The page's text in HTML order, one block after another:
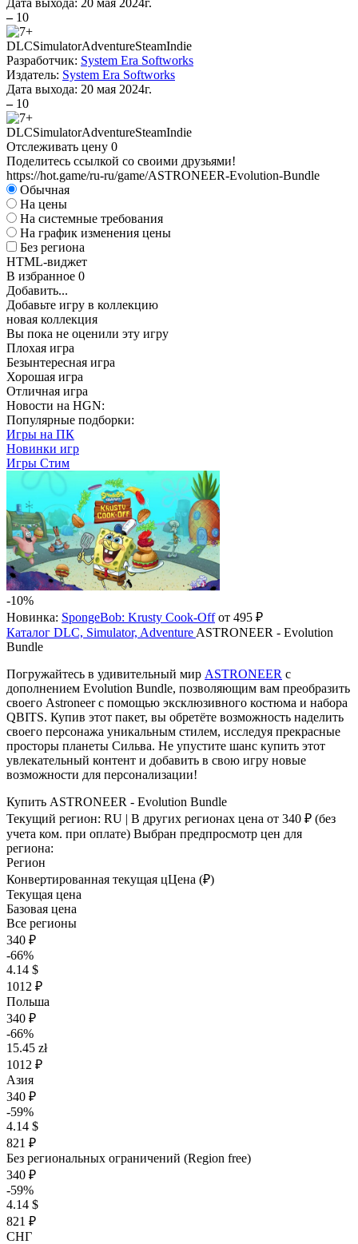
Дата выхода: 20 мая 2024г.
– 10
DLCSimulatorAdventureSteamIndie
Разработчик: System Era Softworks
Издатель: System Era Softworks
Дата выхода: 20 мая 2024г.
– 10
DLCSimulatorAdventureSteamIndie
Отслеживать цену 0
Поделитесь ссылкой со своими друзьями!
https://hot.game/ru-ru/game/ASTRONEER-Evolution-Bundle
Обычная
На цены
На системные требования
На график изменения цены
Без региона
HTML-виджет
В избранное 0
Добавить...
Добавьте игру в коллекцию
новая коллекция
Вы пока не оценили эту игру
Плохая игра
Безынтересная игра
Хорошая игра
Отличная игра
Новости на HGN:
Популярные подборки:
Игры на ПК
Новинки игр
Игры Стим
-10%
Новинка: SpongeBob: Krusty Cook-Offот 495 ₽
Каталог DLC, Simulator, Adventure ASTRONEER - Evolution
Bundle
Погружайтесь в удивительный мир ASTRONEER с
дополнением Evolution Bundle, позволяющим вам преобразить
своего Astroneer с помощью эксклюзивного костюма и набора
QBITS. Купив этот пакет, вы обретёте возможность наделить
своего персонажа уникальным стилем, исследуя прекрасные
просторы планеты Сильва. Не упустите шанс купить этот
увлекательный контент и добавить в свою игру новые
возможности для персонализации!
Купить ASTRONEER - Evolution Bundle
Текущий регион: RU | В других регионах цена от 340 ₽ (без
учета ком. при оплате) Выбран предпросмотр цен для
региона:
Регион
Конвертированная текущая цЦена (₽)
Текущая цена
Базовая цена
Все регионы
340 ₽
-66%
4.14 $
1012 ₽
Польша
340 ₽
-66%
15.45 zł
1012 ₽
Азия
340 ₽
-59%
4.14 $
821 ₽
Без региональных ограничений (Region free)
340 ₽
-59%
4.14 $
821 ₽
СНГ